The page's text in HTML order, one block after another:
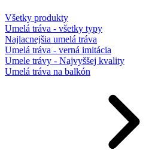
Všetky produkty
Umelá tráva - všetky typy
Najlacnejšia umelá tráva
Umelá tráva - verná imitácia
Umele trávy - Najvyššej kvality
Umelá tráva na balkón